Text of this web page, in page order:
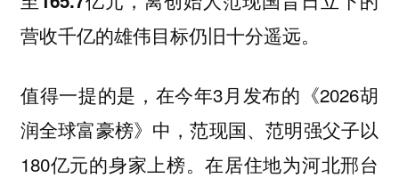
营收千亿的雄伟目标仍旧十分遥远。
值得一提的是，在今年3月发布的《2026胡
润全球富豪榜》中，范现国、范明强父子以
180亿元的身家上榜。在居住地为河北邢台